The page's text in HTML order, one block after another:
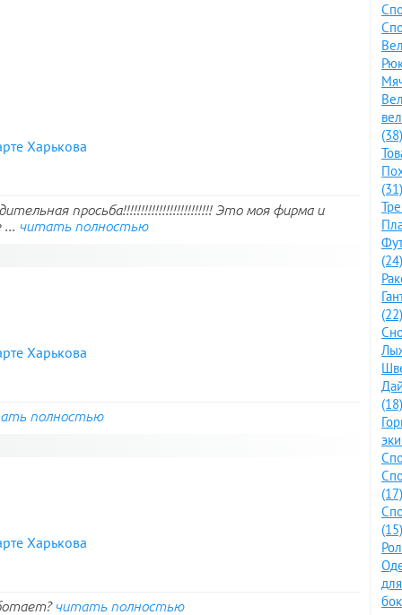
Харькова
просьба!!!!!!!!!!!!!!!!!!!!!!!!! Это моя фирма и
... читать полностью
Харькова
полностью
Харькова
читать полностью
(38)
(31)
(24)
(22)
(18)
(17)
(15)